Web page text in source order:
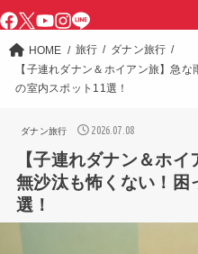
HOME 旅行
ダナン旅行
【子連れダナン＆ホイアン旅】急
の室内スポット11選！
ダナン旅行 2026.07.08
【子連れダナン＆ホ
無沙汰も怖くない！困
選！